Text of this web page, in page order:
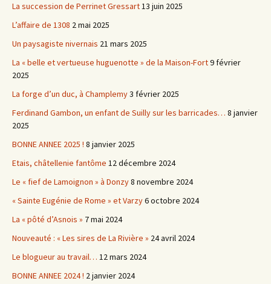
La succession de Perrinet Gressart13 juin 2025
L’affaire de 1308 2 mai 2025
Un paysagiste nivernais 21 mars 2025
La « belle et vertueuse huguenotte » de la Maison-Fort9 février
2025
La forge d’un duc, à Champlemy3 février 2025
Ferdinand Gambon, un enfant de Suilly sur les barricades… 8 janvier
2025
BONNE ANNEE 2025 ! 8 janvier 2025
Etais, châtellenie fantôme 12 décembre 2024
Le « fief de Lamoignon » à Donzy8 novembre 2024
« Sainte Eugénie de Rome » et Varzy6 octobre 2024
La « pôté d’Asnois » 7 mai 2024
Nouveauté : « Les sires de La Rivière » 24 avril 2024
Le blogueur au travail… 12 mars 2024
BONNE ANNEE 2024 ! 2 janvier 2024